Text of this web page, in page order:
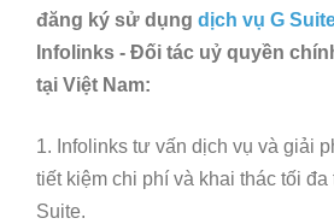
đăng ký sử dụng dịch vụ G
Infolinks - Đối tác uỷ quyền
tại Việt Nam:
1. Infolinks tư vấn dịch vụ và giải
tiết kiệm chi phí và khai thác tối đa
Suite.